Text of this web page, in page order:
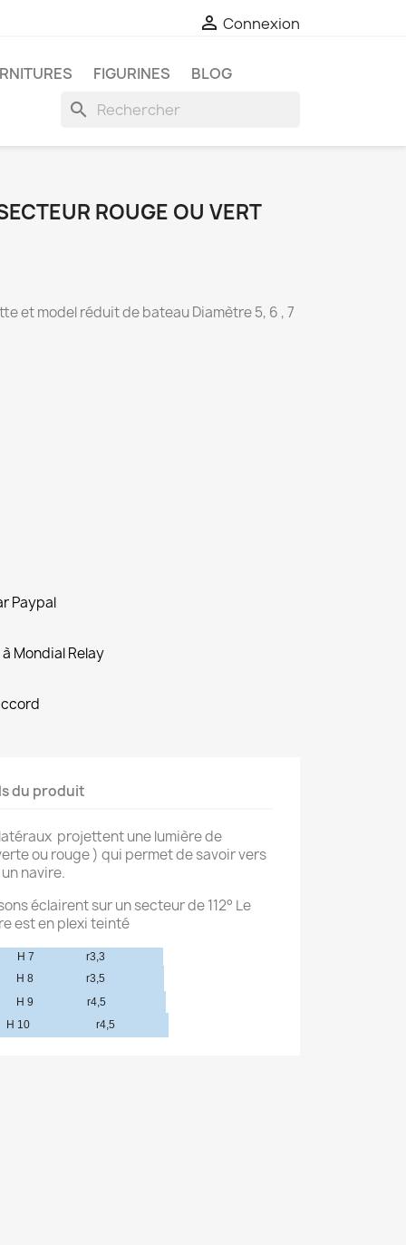
 Connexion
FIGURINES BLOG
search
ROUGE OU VERT
et model réduit de bateau Diamètre 5, 6 , 7
Paypal
Mondial Relay
du produit
projettent une lumière de
ou rouge ) qui permet de savoir vers
navire.
éclairent sur un secteur de 112° Le
est en plexi teinté
H 7
r3,3
H 8
r3,5
H 9
r4,5
H 10 r4,5